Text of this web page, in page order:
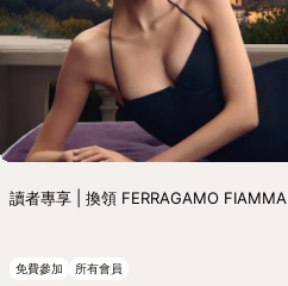
讀者專享 | 換領 FERRAGAMO
免費參加 所有會員